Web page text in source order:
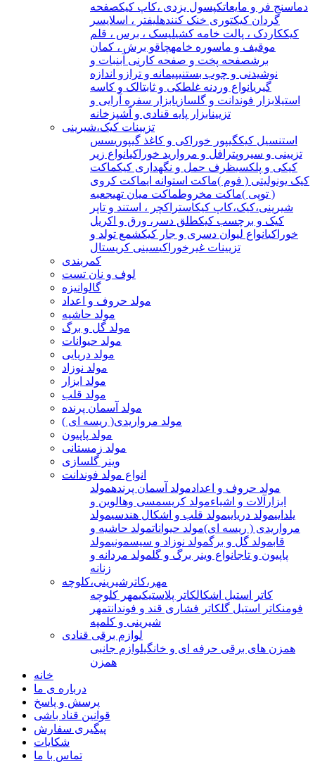
دماسنج فر و مایعاتکپسول یزدی ،کاپ کیکصفحه
گردان کیکتوری خنک کنندهلیفتر ، اسلایسر
کیککاردک ، پالت خامه کشیلیسک ، برس ، قلم
موقیف و ماسوره خامهچاقو برش ، کمان
برشصفحه پخت و صفحه کار نی آبنبات و
نوشیدنی و چوب بستنیپیمانه و ترازو اندازه
گیریانواع وردنه غلطکی و ثابتالک و کاسه
استیلابزار فوندانت و گلسازیابزار سفره آرایی و
تزیینابزار پایه قنادی و آشپزخانه
تزیینات کیک،شیرینی
استنسیل کیکگیپور خوراکی و کاغذ گیپوریسس
تزیینی و سیروپترافل و مروارید خوراکیانواع زیر
کیکی و پلکسیظرف حمل و نگهداری کیکماکت
کیک یونولیتی ( فوم )ماکت استوانه ایماکت کروی
( توپی )ماکت مخروطماکت میان تهیجعبه
شیرینی،کیک،کاپ کیکاستراکچر ، استند و تاپر
کیک و برچسب کیکطلق دسر، ورق و اکریل
خوراکیانواع لیوان دسری و جار کیکشمع تولد و
تزیینات غیرخوراکیسینی کریستال
کمربندی
لوف و نان تست
گالوانیزه
مولد حروف و اعداد
مولد حاشیه
مولد گل و برگ
مولد حیوانات
مولد دریایی
مولد نوزاد
مولد ابزار
مولد قلب
مولد آسمان پرنده
مولد مرواریدی( ریسه ای )
مولد پاپیون
مولد زمستانی
وینر گلسازی
انواع مولد فوندانت
مولد حروف و اعدادمولد آسمان پرندهمولد
ابزارآلات و اشیاءمولد کریسمسی وهالوین و
یلداییمولد دریاییمولد قلب و اشکال هندسیمولد
مرواریدی ( ریسه ای)مولد حیواناتمولد حاشیه و
قابمولد گل و برگمولد نوزاد و سیسمونیمولد
پاپیون و تاجانواع وینر برگ و گلمولد مردانه و
زنانه
مهر،کاترشیرینی،کلوچه
کاتر استیل اشکالکاتر پلاستیکیمهر کلوچه
فومنکاتر استیل گلکاتر فشاری قند و فوندانتمهر
شیرینی و کلمپه
لوازم برقی قنادی
همزن های برقی حرفه ای و خانگیلوازم جانبی
همزن
خانه
درباره ی ما
پرسش و پاسخ
قوانین قناد باشی
پیگیری سفارش
شکایات
تماس با ما